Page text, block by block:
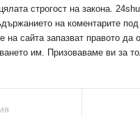
строгост на закона.
на коментарите под
на сайта запазват правото да
им. Призоваваме ви за